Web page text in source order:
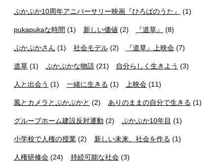
ぷかぷか10周年アニバーサリー映画『ひろばのうた』 (1)
pukapukaな時間 (1) 新しい価値 (2) 『道草』 (8)
ぷかぷかさん (1) 社会モデル(2) 『道草』上映会 (7)
道草 (1) ぷかぷかな物語(21) 自分らしく生きよう (3)
人と出会う (1) 一緒に生きる (1) 上映会 (11)
風とカメラとぷかぷかと (2) ありのままの自分で生きる (1)
グループホーム建設反対運動 (2) ぷかぷか10年目 (1)
小学校で人権の授業 (2) 新しい未来、社会を作る (1)
人権研修会 (24) 持続可能な社会(3)